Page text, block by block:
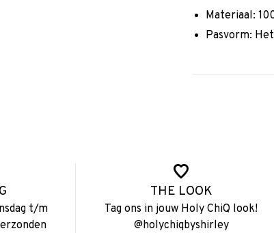
Materiaal:
Pasvorm:
t/m
THE LOOK
Tag ons in jouw Holy ChiQ look!
@holychiqbyshirley